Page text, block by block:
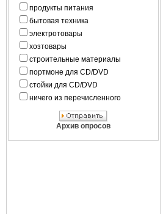
продукты питания
бытовая техника
электротовары
хозтовары
строительные материалы
портмоне для CD/DVD
стойки для CD/DVD
ничего из перечисленного
Архив опросов